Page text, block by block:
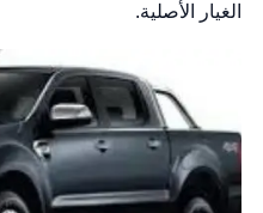
الغيار الأصلية.